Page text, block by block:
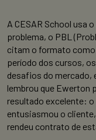
A CESAR School usa
problema, o PBL
citam o formato
período dos cursos,
desafios do mercado,
lembrou que Ewerton
resultado excelente:
entusiasmou o
rendeu contrato de